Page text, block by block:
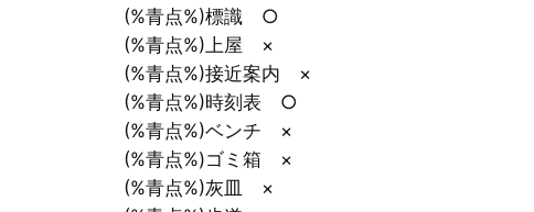
(%青点%)標識 ○
(%青点%)上屋 ×
(%青点%)接近案内 ×
(%青点%)時刻表 ○
(%青点%)ベンチ ×
(%青点%)ゴミ箱 ×
(%青点%)灰皿 ×